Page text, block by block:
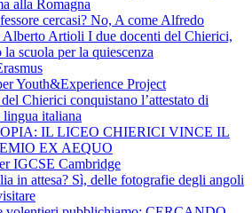
alla Romagna
cercasi? No, A come Alfredo
Alberto Artioli I due docenti del Chierici,
la scuola per la quiescenza
Youth&Experience Project
del Chierici conquistano l’attestato di
italiana
IL LICEO CHIERICI VINCE IL
EX AEQUO
IGCSE Cambridge
in attesa? Sì, delle fotografie degli angoli